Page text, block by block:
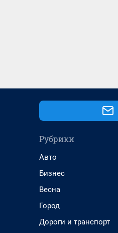
Рубрики
Авто
Бизнес
Весна
Город
Дороги и транспорт